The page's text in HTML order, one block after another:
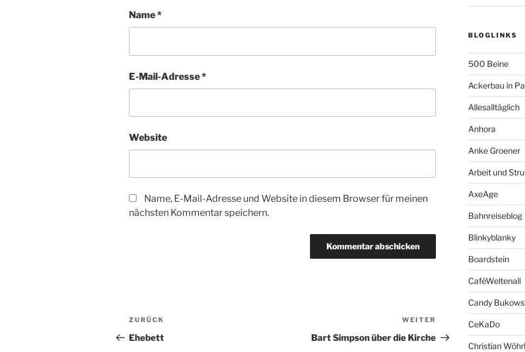
Name*
E-Mail-Adresse*
Website
Name, E-Mail-Adresse und Website in diesem Browser für meinen
nächsten Kommentar speichern.
Beitragsnavigation
Vorheriger
Beitrag
ZURÜCK
Ehebett
Nächster
Beitrag
WEITER
Bart Simpson über die Kirche
BLOGLINKS
500 Beine
Ackerbau in
Allesalltäglich
Anhora
Anke Groener
Arbeit und
AxeAge
Bahnreiseblog
Blinkyblanky
Boardstein
CaféWeltenall
Candy
CeKaDo
Christian Wöhrl